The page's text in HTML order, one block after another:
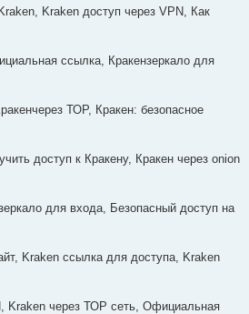
Kraken доступ через VPN, Как
ссылка, Кракензеркало для
ТОР, Кракен: безопасное
доступ к Кракену, Кракен через onion
для входа, Безопасный доступ на
Kraken ссылка для доступа, Kraken
Kraken через ТОР сеть, Официальная